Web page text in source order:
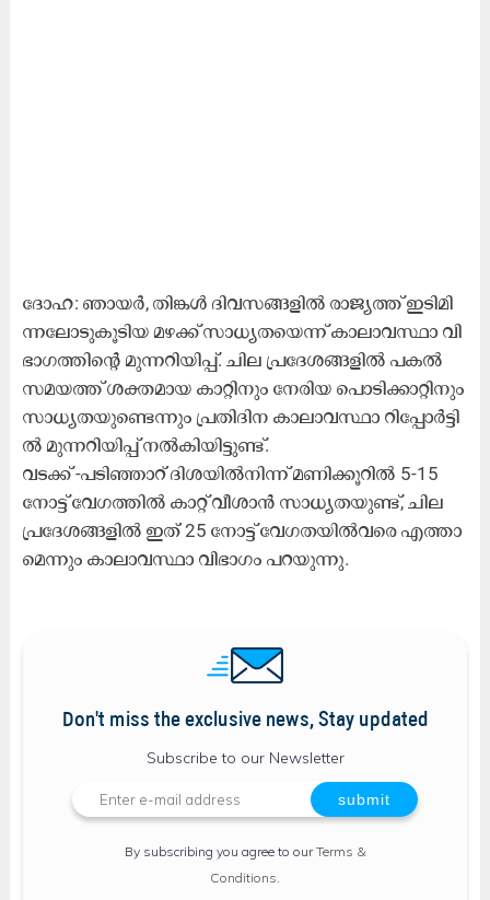
ദോ​ഹ: ഞാ​യ​ർ, തി​ങ്ക​ൾ ദി​വ​സ​ങ്ങ​ളി​ൽ രാ​ജ്യ​ത്ത് ഇ​ടി​മി​
ന്ന​ലോ​ടു​കൂ​ടി​യ മ​ഴ​ക്ക് സാ​ധ്യ​ത​യെ​ന്ന് കാ​ലാ​വ​സ്ഥാ വി​
ഭാ​ഗ​ത്തി​ന്റെ മു​ന്ന​റി​യി​പ്പ്. ചി​ല പ്ര​ദേ​ശ​ങ്ങ​ളി​ൽ പ​ക​ൽ
സ​മ​യ​ത്ത് ശ​ക്ത​മാ​യ കാ​റ്റി​നും നേ​രി​യ പൊ​ടി​ക്കാ​റ്റി​നും
സാ​ധ്യ​ത​യു​ണ്ടെ​ന്നും പ്ര​തി​ദി​ന കാ​ലാ​വ​സ്ഥാ റി​പ്പോ​ർ​ട്ടി​
ൽ മു​ന്ന​റി​യി​പ്പ് ന​ൽ​കി​യി​ട്ടു​ണ്ട്.
വ​ട​ക്ക് -പ​ടി​ഞ്ഞാ​റ് ദി​ശ​യി​ൽ​നി​ന്ന് മ​ണി​ക്കൂ​റി​ൽ 5-15
നോ​ട്ട് വേ​ഗ​ത്തി​ൽ കാ​റ്റ് വീ​ശാ​ൻ സാ​ധ്യ​ത​യു​ണ്ട്, ചി​ല
പ്ര​ദേ​ശ​ങ്ങ​ളി​ൽ ഇ​ത് 25 നോ​ട്ട് വേ​ഗ​ത​യി​ൽ​വ​രെ എ​ത്താ​
മെ​ന്നും കാ​ലാ​വ​സ്ഥാ വി​ഭാ​ഗം പ​റ​യു​ന്നു.
Don't miss the exclusive news, Stay updated
Subscribe to our Newsletter
By subscribing you agree to ourTerms &
Conditions